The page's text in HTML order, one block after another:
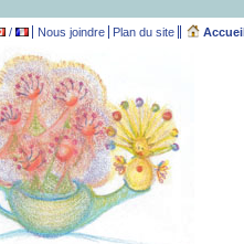
/ Nous joindre Plan du site Accueil